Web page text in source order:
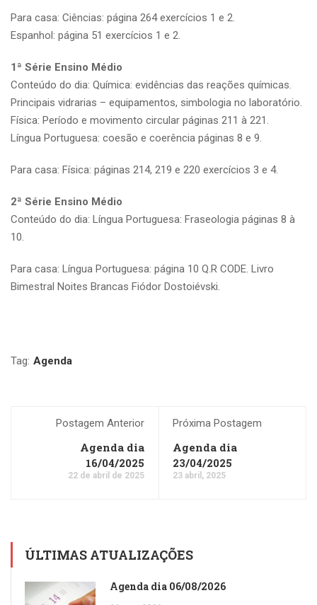
Para casa: Ciências: página 264 exercícios 1 e 2.
Espanhol: página 51 exercícios 1 e 2.
1ª Série Ensino Médio
Conteúdo do dia: Química: evidências das reações químicas.
Principais vidrarias – equipamentos, simbologia no laboratório.
Física: Período e movimento circular páginas 211 à 221.
Língua Portuguesa: coesão e coerência páginas 8 e 9.
Para casa: Física: páginas 214, 219 e 220 exercícios 3 e 4.
2ª Série Ensino Médio
Conteúdo do dia: Língua Portuguesa: Fraseologia páginas 8 à
10.
Para casa: Língua Portuguesa: página 10 Q.R CODE. Livro
Bimestral Noites Brancas Fiódor Dostoiévski.
Tag: Agenda
Postagem Anterior
Agenda dia
16/04/2025
22 de abril de 2025
Próxima Postagem
Agenda dia
23/04/2025
23 abril, 2025
ÚLTIMAS ATUALIZAÇÕES
Agenda dia 06/08/2026